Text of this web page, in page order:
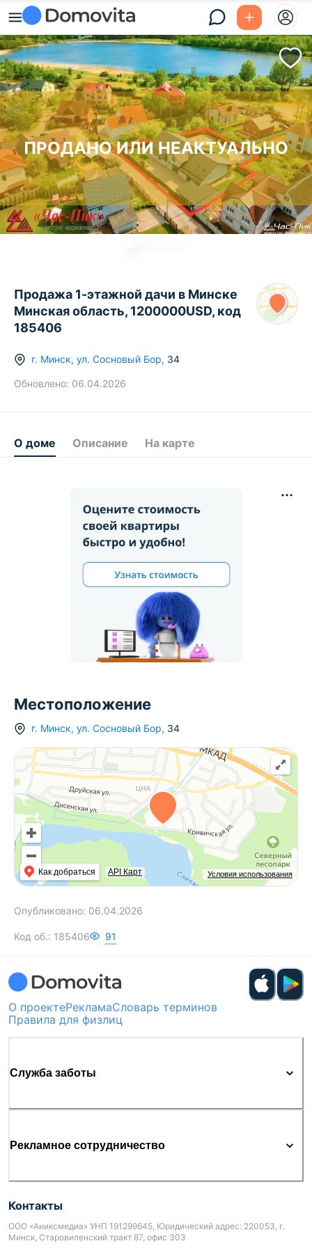
ПРОДАНО ИЛИ НЕАКТУАЛЬНО
Продажа 1-этажной дачи в Минске
Минская область, 1200000USD, код
185406
г. Минск, ул. Сосновый Бор, 34
Обновлено: 06.04.2026
О доме Описание На карте
Местоположение
г. Минск, ул. Сосновый Бор, 34
Условия использования
Как добраться API Карт
Опубликовано: 06.04.2026
Код об.: 185406 91
О проектеРекламаСловарь терминов
Правила для физлиц
Служба заботы
Рекламное сотрудничество
Контакты
ООО «Аниксмедиа» УНП 191299645, Юридический адрес: 220053, г.
Минск, Старовиленский тракт 87, офис 303